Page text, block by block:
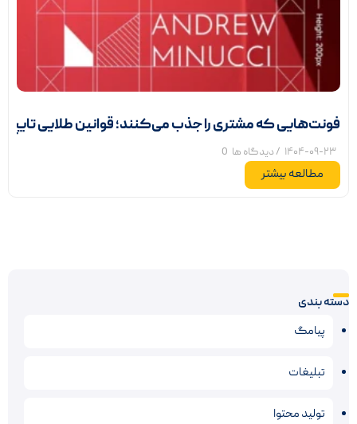
دسته بندی
پیامگ
تبلیغات
تولید محتوا
فونت‌هایی که مشتری را جذب می‌کنند؛ قوانین طلایی
۱۴۰۴-۰۹-۲۳ / دیدگاه ها 0
مطالعه بیشتر